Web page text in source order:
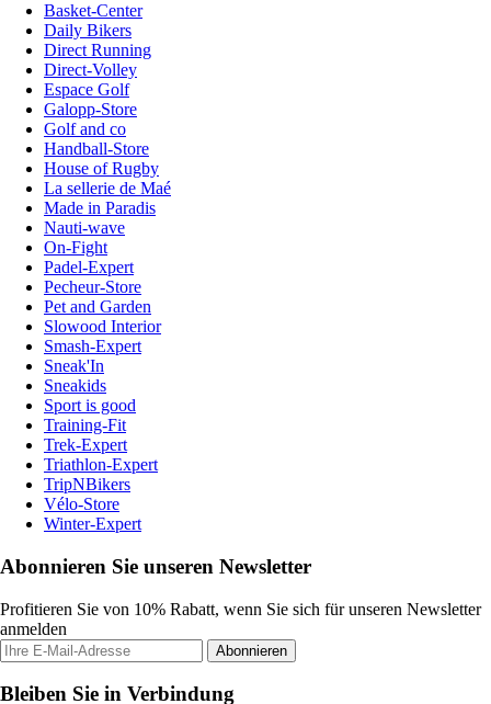
Basket-Center
Daily Bikers
Direct Running
Direct-Volley
Espace Golf
Galopp-Store
Golf and co
Handball-Store
House of Rugby
La sellerie de Maé
Made in Paradis
Nauti-wave
On-Fight
Padel-Expert
Pecheur-Store
Pet and Garden
Slowood Interior
Smash-Expert
Sneak'In
Sneakids
Sport is good
Training-Fit
Trek-Expert
Triathlon-Expert
TripNBikers
Vélo-Store
Winter-Expert
Abonnieren Sie unseren Newsletter
Profitieren Sie von 10% Rabatt, wenn Sie sich für unseren Newsletter
anmelden
Abonnieren
Bleiben Sie in Verbindung